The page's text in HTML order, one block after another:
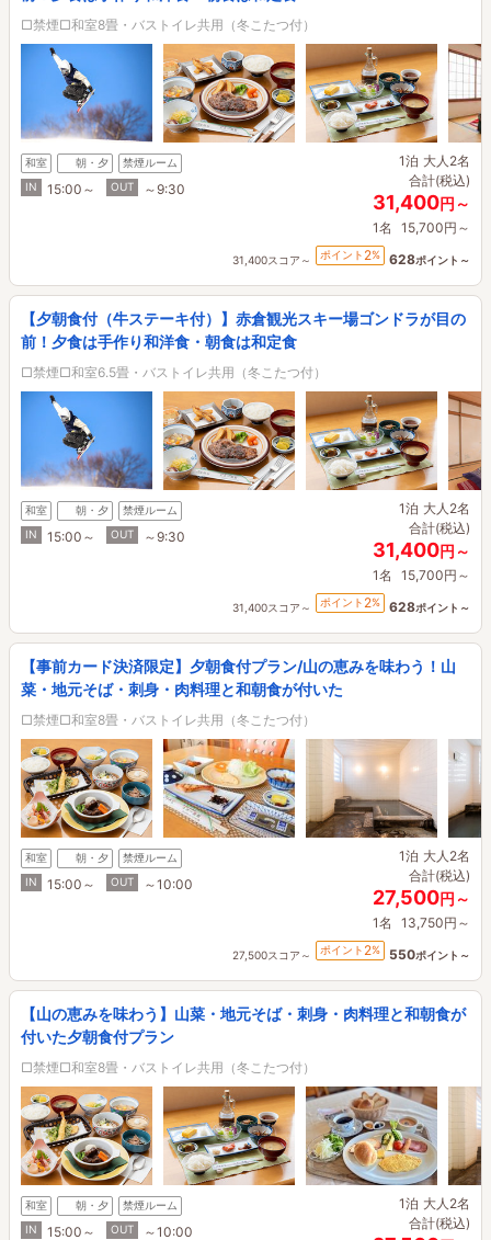
□禁煙□和室8畳・バストイレ共用（冬こたつ付）
和室 朝・夕
禁煙ルーム
IN
15:00～ OUT ～9:30
1泊 大人2名
合計(税込)
31,400円～
1名 15,700円～
31,400スコア～ ポイント 2% 628ポイント～
【夕朝食付（牛ステーキ付）】赤倉観光スキー場ゴンドラが目の
前！夕食は手作り和洋食・朝食は和定食
□禁煙□和室6.5畳・バストイレ共用（冬こたつ付）
和室 朝・夕
禁煙ルーム
IN
15:00～ OUT ～9:30
1泊 大人2名
合計(税込)
31,400円～
1名 15,700円～
31,400スコア～ ポイント 2% 628ポイント～
【事前カード決済限定】夕朝食付プラン/山の恵みを味わう！山
菜・地元そば・刺身・肉料理と和朝食が付いた
□禁煙□和室8畳・バストイレ共用（冬こたつ付）
和室 朝・夕
禁煙ルーム
IN
15:00～ OUT ～10:00
1泊 大人2名
合計(税込)
27,500円～
1名 13,750円～
27,500スコア～ ポイント 2% 550ポイント～
【山の恵みを味わう】山菜・地元そば・刺身・肉料理と和朝食が
付いた夕朝食付プラン
□禁煙□和室8畳・バストイレ共用（冬こたつ付）
和室 朝・夕
禁煙ルーム
IN
15:00～ OUT ～10:00
1泊 大人2名
合計(税込)